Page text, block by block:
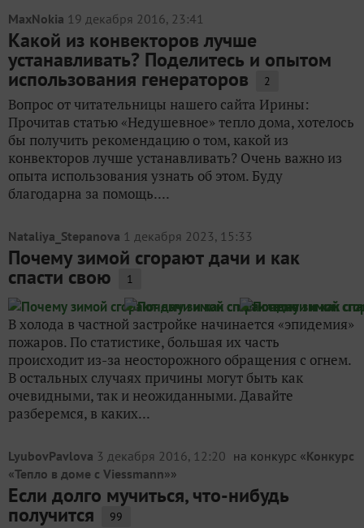
MaxNokia 19 декабря 2016, 23:41
Какой из конвекторов лучше
устанавливать? Поделитесь и опытом
использования генераторов 2
Вопрос от читательницы нашего сайта Ирины:
Прочитав статью «Недушевное» тепло дома, хотелось
бы получить рекомендацию о том, какой из
конвекторов лучше устанавливать? Очень важно из
опыта использования узнать об этом. Буду
благодарна за помощь....
Nataliya_Stepanova 1 декабря 2023, 15:33
Почему зимой сгорают дачи и как
спасти свою 1
В холода в частной застройке начинается «эпидемия»
пожаров. По статистике, большая их часть
происходит из-за неосторожного обращения с огнем.
В остальных случаях причины могут быть как
очевидными, так и неожиданными. Давайте
разберемся, в каких...
LyubovPavlova 3 декабря 2016, 12:20 на конкурс «Конкурс
«Тепло в доме с Viessmann»»
Если долго мучиться, что-нибудь
получится 99